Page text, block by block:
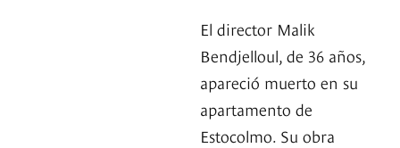
El director Malik
Bendjelloul, de 36 años,
apareció muerto en su
apartamento de
Estocolmo. Su obra